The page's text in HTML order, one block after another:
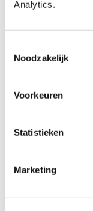
Analytics.
Noodzakelijk
Voorkeuren
Statistieken
Marketing
Reviews